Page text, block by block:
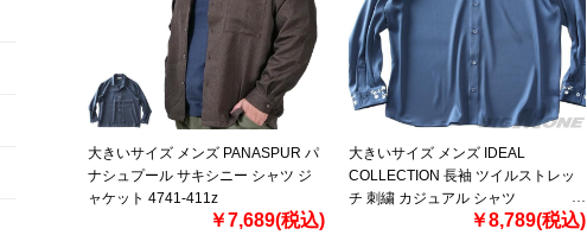
大きいサイズ メンズ PANASPUR パ
ナシュプール サキシニー シャツ ジ
ャケット 4741-411z
￥7,689(税込)
大きいサイズ メンズ IDEAL
COLLECTION 長袖 ツイルストレッ
チ 刺繍 カジュアル シャツ
￥8,789(税込)